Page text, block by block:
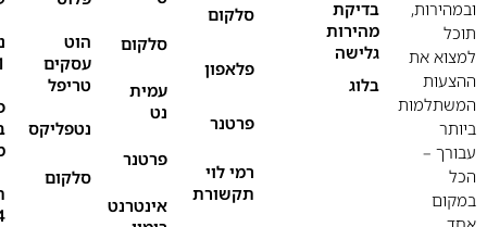
ובמהירות,
תוכל
למצוא את
ההצעות
המשתלמות
ביותר
עבורך –
הכל
במקום
בדיקת
מהירות
גלישה
בלוג
סלקום
פלאפון
פרטנר
רמי לוי
תקשורת
סלקום
עמית
נט
פרטנר
אינטרנט
הוט
עסקים
טריפל
נטפליקס
סלקום